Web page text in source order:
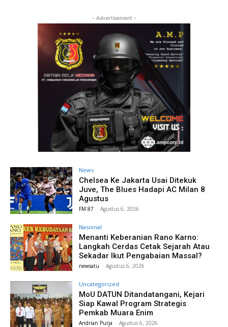
- Advertisement -
News
Chelsea Ke Jakarta Usai Ditekuk
Juve, The Blues Hadapi AC Milan 8
Agustus
FM 87 - Agustus 6, 2026
Nasional
Menanti Keberanian Rano Karno:
Langkah Cerdas Cetak Sejarah Atau
Sekadar Ikut Pengabaian Massal?
newsatu - Agustus 6, 2026
Uncategorized
MoU DATUN Ditandatangani, Kejari
Siap Kawal Program Strategis
Pemkab Muara Enim
Andrian Purja - Agustus 6, 2026